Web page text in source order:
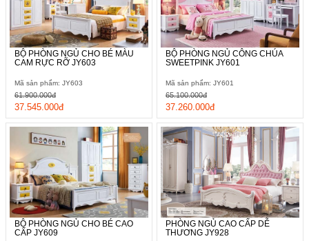
BỘ PHÒNG NGỦ CHO BÉ MÀU
CAM RỰC RỠ JY603
Mã sản phẩm: JY603
37.545.000đ
61.900.000đ
BỘ PHÒNG NGỦ CÔNG CHÚA
SWEETPINK JY601
Mã sản phẩm: JY601
37.260.000đ
65.100.000đ
BỘ PHÒNG NGỦ CHO BÉ CAO
CẤP JY609
PHÒNG NGỦ CAO CẤP DỄ
THƯƠNG JY928